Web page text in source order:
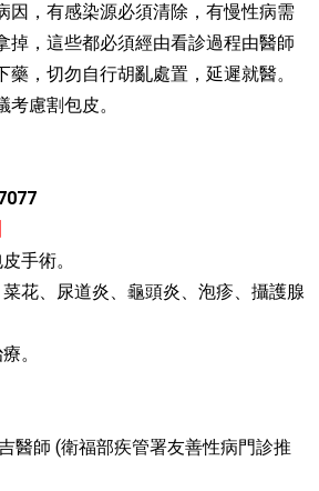
因，有感染源必須清除，有慢性病需
掉，這些都必須經由看診過程由醫師
，切勿自行胡亂處置，延遲就醫。
慮割包皮。
手術。
花、尿道炎、龜頭炎、泡疹、攝護腺
。
醫師 (衛福部疾管署友善性病門診推